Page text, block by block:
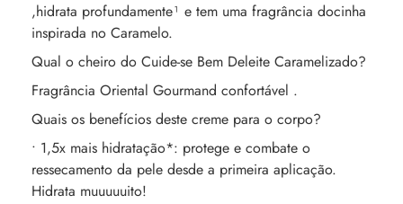
,hidrata profundamente¹ e tem uma fragrância docinha
inspirada no Caramelo.
Qual o cheiro do Cuide-se Bem Deleite Caramelizado?
Fragrância Oriental Gourmand confortável .
Quais os benefícios deste creme para o corpo?
• 1,5x mais hidratação*: protege e combate o
ressecamento da pele desde a primeira aplicação.
Hidrata muuuuuito!